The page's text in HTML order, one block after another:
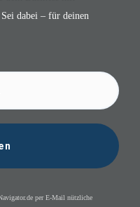
dabei – für deinen
per E-Mail nützliche